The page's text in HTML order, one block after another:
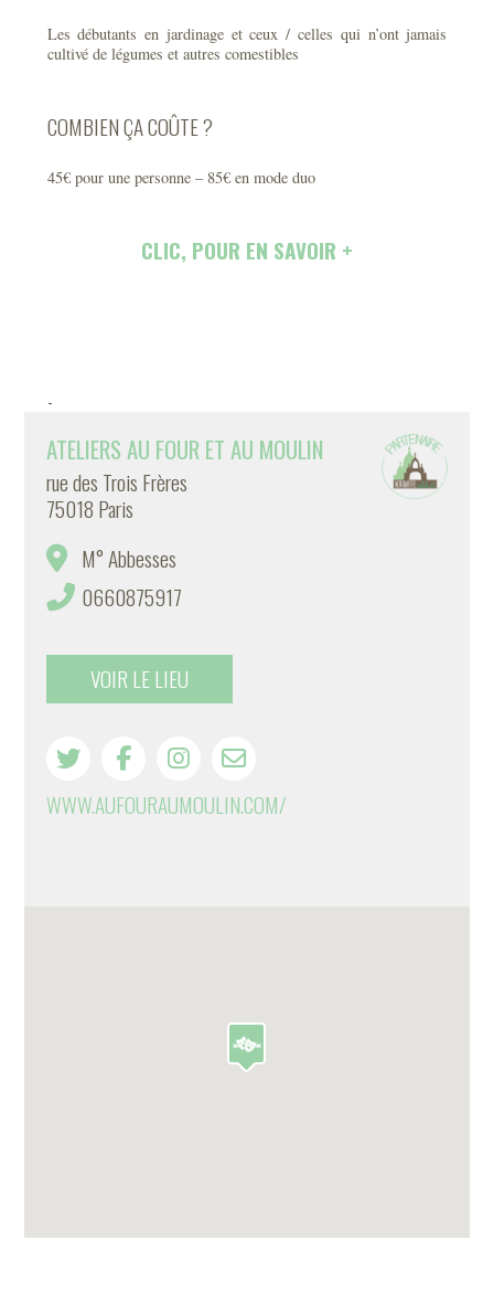
Les débutants en jardinage et ceux / celles qui n’ont jamais
cultivé de légumes et autres comestibles
COMBIEN ÇA COÛTE ?
45€ pour une personne – 85€ en mode duo
CLIC, POUR EN SAVOIR +
-
ATELIERS AU FOUR ET AU MOULIN
rue des Trois Frères
75018 Paris
M° Abbesses
0660875917
VOIR LE LIEU
WWW.AUFOURAUMOULIN.COM/